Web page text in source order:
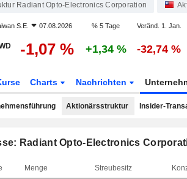
Radiant Opto-Electronics Corporation
S.E. 07.08.2026 % 5 Tage Veränd. 1. Jan.
-1,07 % +1,34 % -32,74 %
Charts Nachrichten
Aktionärsstruktur Insider-
Radiant Opto-Electronics
Menge Streubesitz